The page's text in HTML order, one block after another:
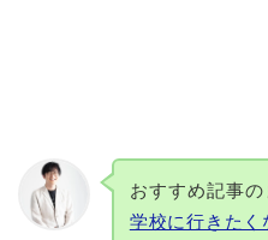
おすすめ記事
学校に行きたく